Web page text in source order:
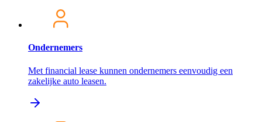
Ondernemers
Met financial lease kunnen ondernemers eenvoudig een
zakelijke auto leasen.